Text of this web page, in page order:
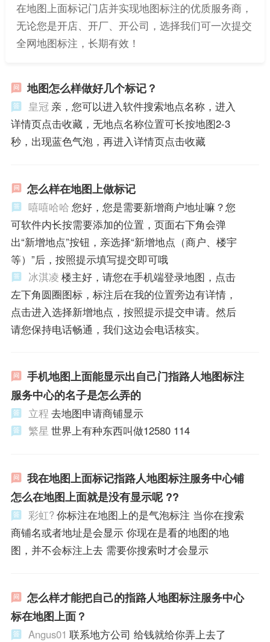
在地图上面标记门店并实现地图标注的优质服务商，
无论您是开店、开厂、开公司，选择我们可一次提交
全网地图标注，长期有效！
地图怎么样做好几个标记？
皇冠 亲，您可以进入软件搜索地点名称，进入
详情页点击收藏，无地点名称位置可长按地图2-3
秒，出现蓝色气泡，再进入详情页点击收藏
怎么样在地图上做标记
嘻嘻哈哈 您好，您是需要新增商户地址嘛？您
可软件内长按需要添加的位置，页面右下角会弹
出“新增地点”按钮，亲选择“新增地点（商户、楼宇
等）”后，按照提示填写提交即可哦
冰淇凌 楼主好，请您在手机端登录地图，点击
左下角圆圈图标，标注后在我的位置旁边有详情，
点击进入选择新增地点，按照提示提交申请。然后
请您保持电话畅通，我们这边会电话核实。
手机地图上面能显示出自己门指路人地图标注
服务中心的名子是怎么弄的
立程 去地图申请商铺显示
繁星 世界上有种东西叫做12580 114
我在地图上面标记指路人地图标注服务中心铺
怎么在地图上面就是没有显示呢 ??
彩虹?你标注在地图上的是气泡标注 当你在搜索
商铺名或者地址是会显示 你现在是看的地图的地
图，并不会标注上去 需要你搜索时才会显示
怎么样才能把自己的指路人地图标注服务中心
标在地图上面？
Angus01 联系地方公司 给钱就给你弄上去了